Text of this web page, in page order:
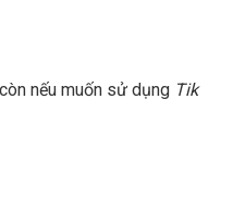
nếu muốn sử dụng Tik